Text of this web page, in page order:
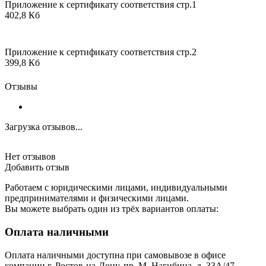
Приложение к сертификату соответствия стр.1
402,8 Кб
Приложение к сертификату соответствия стр.2
399,8 Кб
Отзывы
Загрузка отзывов...
Нет отзывов
Добавить отзыв
Работаем с юридическими лицами, индивидуальными
предпринимателями и физическими лицами.
Вы можете выбрать один из трёх вариантов оплаты:
Оплата наличными
Оплата наличными доступна при самовывозе в офисе